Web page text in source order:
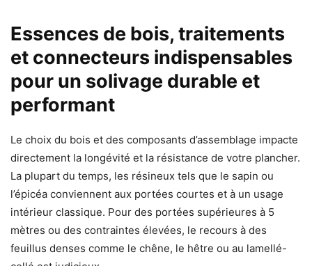
Essences de bois, traitements
et connecteurs indispensables
pour un solivage durable et
performant
Le choix du bois et des composants d’assemblage impacte
directement la longévité et la résistance de votre plancher.
La plupart du temps, les résineux tels que le sapin ou
l’épicéa conviennent aux portées courtes et à un usage
intérieur classique. Pour des portées supérieures à 5
mètres ou des contraintes élevées, le recours à des
feuillus denses comme le chêne, le hêtre ou au lamellé-